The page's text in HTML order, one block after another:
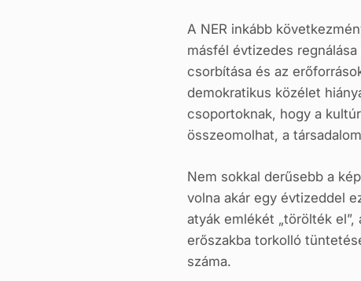
A NER inkább
másfél évtizedes
csorbítása és az
demokratikus közélet
csoportoknak, hogy a
összeomolhat, a
Nem sokkal derűsebb a
volna akár egy évtizeddel
atyák emlékét „törölték
erőszakba torkolló
száma.